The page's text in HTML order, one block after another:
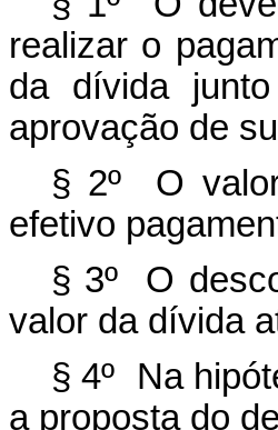
realizar o
da dívida
aprovação de
§ 2º O
efetivo
§ 3º O
valor da dívida
§ 4º Na
a proposta do